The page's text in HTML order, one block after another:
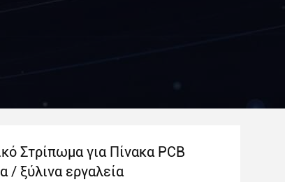
Στρίπωμα για Πίνακα PCB
/ ξύλινα εργαλεία